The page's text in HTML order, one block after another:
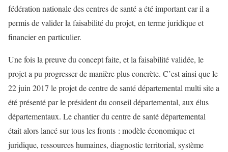
fédération nationale des centres de santé a été important car il a
permis de valider la faisabilité du projet, en terme juridique et
financier en particulier.
Une fois la preuve du concept faite, et la faisabilité validée, le
projet a pu progresser de manière plus concrète. C’est ainsi que le
22 juin 2017 le projet de centre de santé départemental multi site a
été présenté par le président du conseil départemental, aux élus
départementaux. Le chantier du centre de santé départemental
était alors lancé sur tous les fronts : modèle économique et
juridique, ressources humaines, diagnostic territorial, système